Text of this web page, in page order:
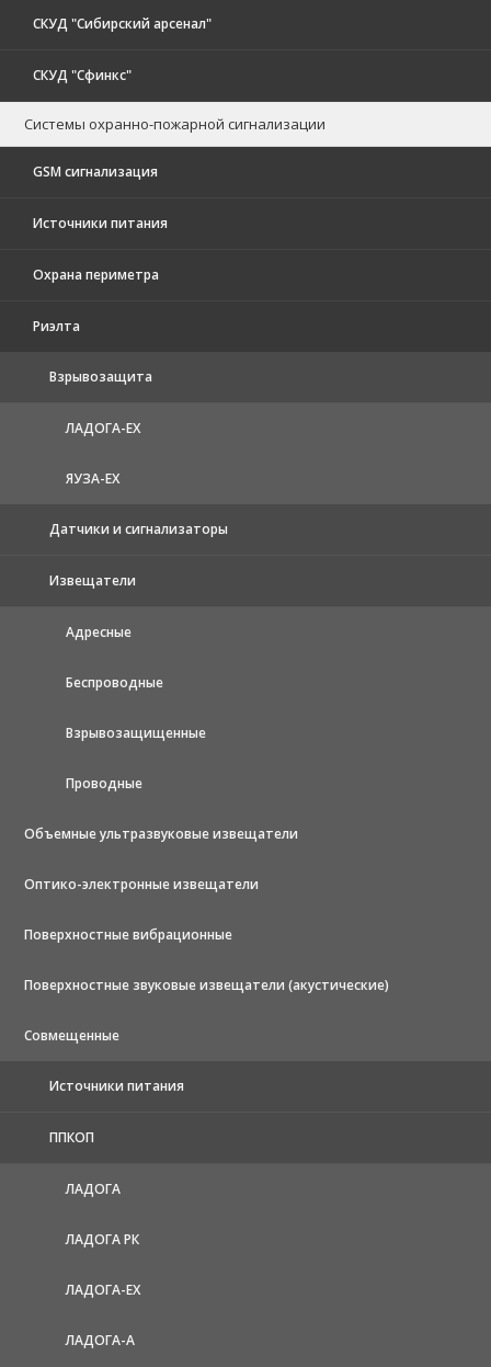
СКУД "Сибирский арсенал"
СКУД "Сфинкс"
Системы охранно-пожарной сигнализации
GSM сигнализация
Источники питания
Охрана периметра
Риэлта
Взрывозащита
ЛАДОГА-EX
ЯУЗА-ЕХ
Датчики и сигнализаторы
Извещатели
Адресные
Беспроводные
Взрывозащищенные
Проводные
Объемные ультразвуковые извещатели
Оптико-электронные извещатели
Поверхностные вибрационные
Поверхностные звуковые извещатели (акустические)
Совмещенные
Источники питания
ППКОП
ЛАДОГА
ЛАДОГА РК
ЛАДОГА-EX
ЛАДОГА-А